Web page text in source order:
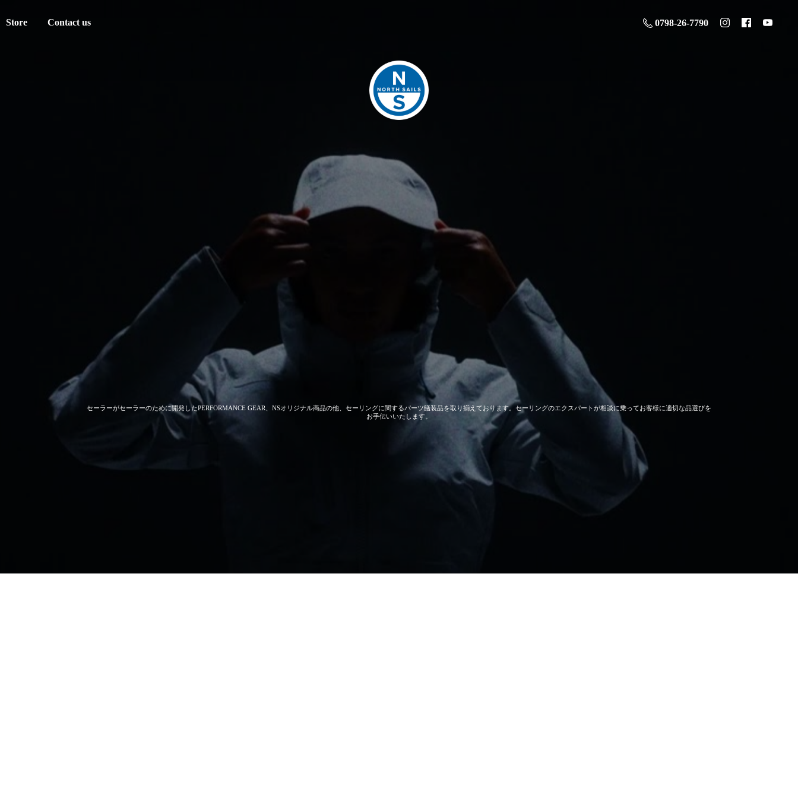
Store Contact us 0798-26-7790
セーラーがセーラーのために開発したPERFORMANCE GEAR、NSオリジナル商品の他、セーリングに関するパーツ艤装品を取り揃えております。セーリングのエクスパートが相談に乗ってお客様に適切な品選びを
お手伝いいたします。